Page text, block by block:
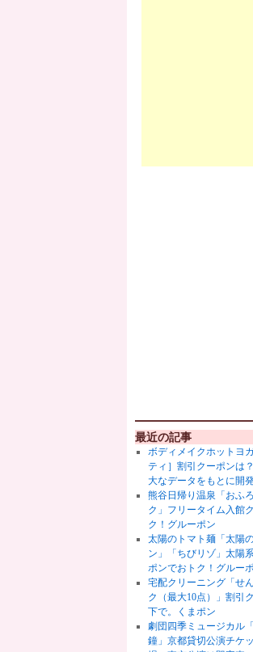
最近の記事
ボディメイクホットヨ
ティ］割引クーポンは
大なデータをもとに開
熊谷日帰り温泉「おふ
ク」フリータイム入館
ク！グルーポン
太陽のトマト麺「太陽
ン」「ちびリゾ」太陽
ポンでおトク！グルー
宅配クリーニング「せ
ク（最大10点）」割引
下で。くまポン
劇団四季ミュージカル
鐘」京都貸切公演チケ